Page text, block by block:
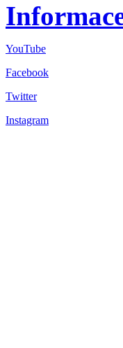
YouTube
Facebook
Twitter
Instagram